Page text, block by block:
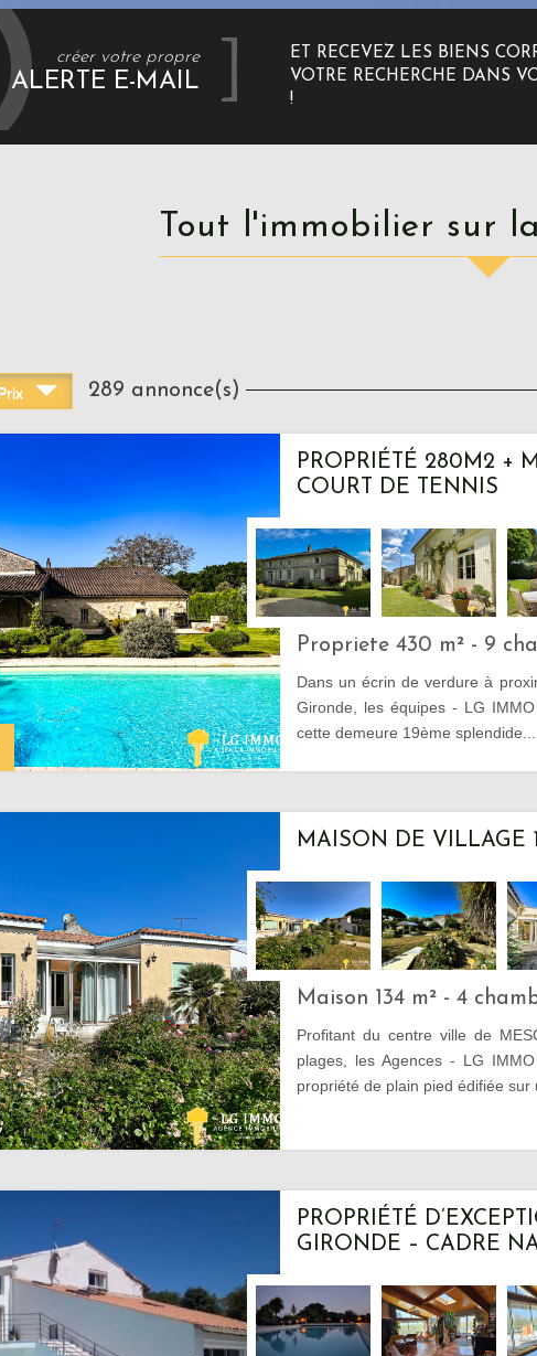
créer votre propre
ALERTE E-MAIL
ET RECEVEZ LES BIENS
VOTRE RECHERCHE DANS
!
Tout l'immobilier sur
289 annonce(s)
PROPRIÉTÉ 280M2 +
COURT DE TENNIS
Propriete 430 m² - 9
Dans un écrin de verdure à
Gironde, les équipes - LG
cette demeure 19ème splendide...
MAISON DE VILLAGE
Maison 134 m² - 4
Profitant du centre ville de
plages, les Agences - LG
propriété de plain pied édifiée sur
PROPRIÉTÉ
GIRONDE – CADRE